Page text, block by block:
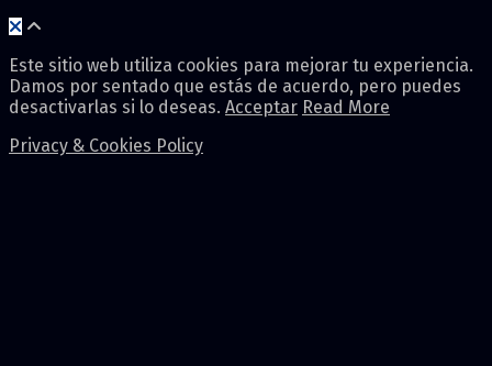
Este sitio web utiliza cookies para mejorar tu experiencia.
Damos por sentado que estás de acuerdo, pero puedes
desactivarlas si lo deseas. Acceptar Read More
Privacy & Cookies Policy